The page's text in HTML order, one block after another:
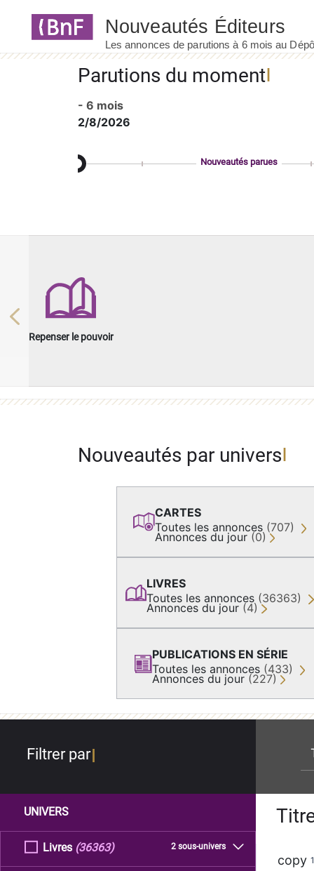
Parutions du moment
- 6 mois
2/8/2026
Nouveautés parues
Repenser le pouvoir
Previous
Nouveautés par univers
CARTES
Toutes les annonces (707)
Annonces du jour (0)
LIVRES
Toutes les annonces (36363)
Annonces du jour (4)
PUBLICATIONS EN SÉRIE
Toutes les annonces (433)
Annonces du jour (227)
Filtrer par
UNIVERS
Livres 2 sous-univers
(36363)
copy